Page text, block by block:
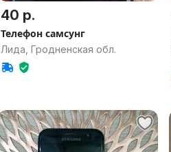
40 р.
Телефон самсунг
Лида, Гродненская обл.